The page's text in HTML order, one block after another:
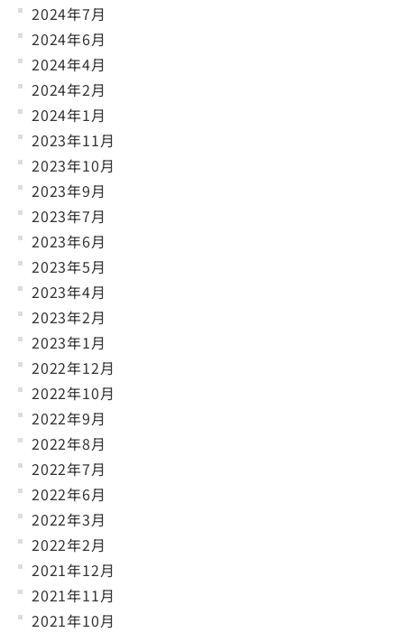
2024年7月
2024年6月
2024年4月
2024年2月
2024年1月
2023年11月
2023年10月
2023年9月
2023年7月
2023年6月
2023年5月
2023年4月
2023年2月
2023年1月
2022年12月
2022年10月
2022年9月
2022年8月
2022年7月
2022年6月
2022年3月
2022年2月
2021年12月
2021年11月
2021年10月